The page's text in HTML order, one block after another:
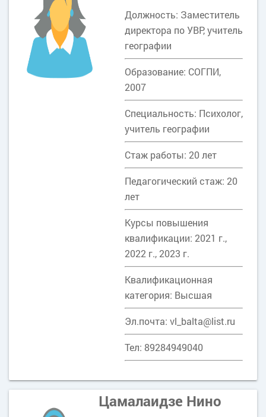
Должность: Заместитель
директора по УВР, учитель
географии
Образование: СОГПИ,
2007
Специальность: Психолог,
учитель географии
Стаж работы: 20 лет
Педагогический стаж: 20
лет
Курсы повышения
квалификации: 2021 г.,
2022 г., 2023 г.
Квалификационная
категория: Высшая
Эл.почта: vl_balta@list.ru
Тел: 89284949040
Цамалаидзе Нино